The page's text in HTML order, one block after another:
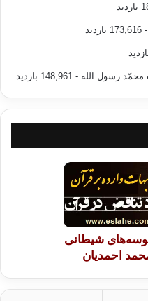
- 173,616 بازدید
رسول الله - 148,961 بازدید
شیطانی
احمدیان